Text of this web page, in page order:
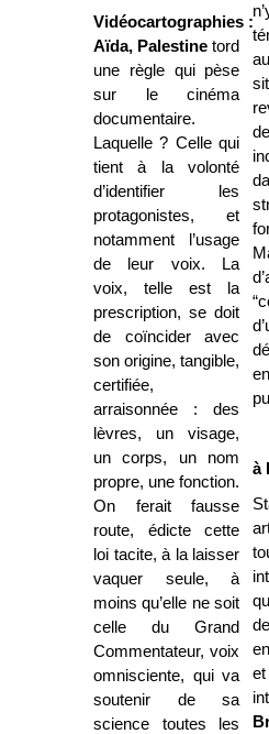
Vidéocartographies :
Aïda, Palestine tord
une règle qui pèse
sur le cinéma
documentaire.
Laquelle ? Celle qui
tient à la volonté
d’identifier les
protagonistes, et
notamment l’usage
de leur voix. La
voix, telle est la
prescription, se doit
de coïncider avec
son origine, tangible,
certifiée,
arraisonnée : des
lèvres, un visage,
un corps, un nom
propre, une fonction.
On ferait fausse
route, édicte cette
loi tacite, à la laisser
vaquer seule, à
moins qu’elle ne soit
celle du Grand
Commentateur, voix
omnisciente, qui va
soutenir de sa
science toutes les
à